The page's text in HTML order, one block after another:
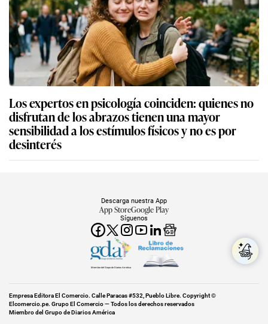
Los expertos en psicología coinciden: quienes no
disfrutan de los abrazos tienen una mayor
sensibilidad a los estímulos físicos y no es por
desinterés
Síguenos
Descarga nuestra App
App StoreGoogle Play
Miembro del Grupo de Diarios América
Empresa Editora El Comercio. Calle Paracas #532, Pueblo Libre. Copyright ©
Elcomercio.pe. Grupo El Comercio — Todos los derechos reservados
Miembro del Grupo de Diarios América